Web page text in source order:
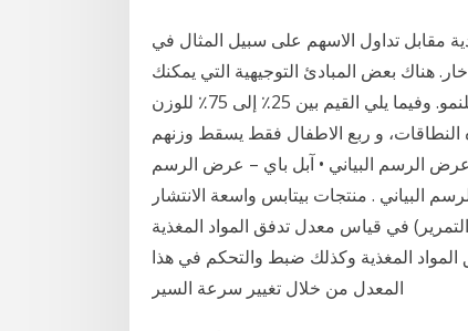
مقابل تداول الاسهم على سبيل المثال في
هناك بعض المبادئ التوجيهية التي يمكنك
الرجوع إليها للتأكد من أن طفلك يقع ضمن المدى المتوسط للنمو. وفيما يلي القيم بين 25٪ إلى 75٪ للوزن
و ربع الاطفال فقط يسقط وزنهم
الرسم البياني • آبل باي – عرض الرسم
البياني . منتجات بيتابس واسعة الانتشار
في قياس معدل تدفق المواد المغذية
المغذية وكذلك ضبط والتحكم في هذا
المعدل من خلال تغيير سرعة السير